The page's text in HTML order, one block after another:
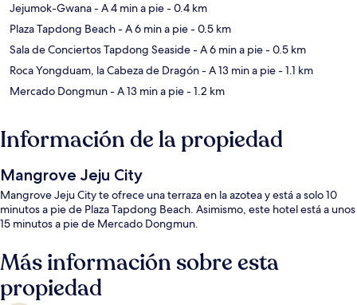
Jejumok-Gwana- A 4 min a pie- 0.4 km
Plaza Tapdong Beach- A 6 min a pie- 0.5 km
Sala de Conciertos Tapdong Seaside- A 6 min a pie- 0.5 km
Roca Yongduam, la Cabeza de Dragón- A 13 min a pie- 1.1 km
Mercado Dongmun- A 13 min a pie- 1.2 km
Información de la propiedad
Mangrove Jeju City
Mangrove Jeju City te ofrece una terraza en la azotea y está a solo 10
minutos a pie de Plaza Tapdong Beach. Asimismo, este hotel está a unos
15 minutos a pie de Mercado Dongmun.
Más información sobre esta
propiedad